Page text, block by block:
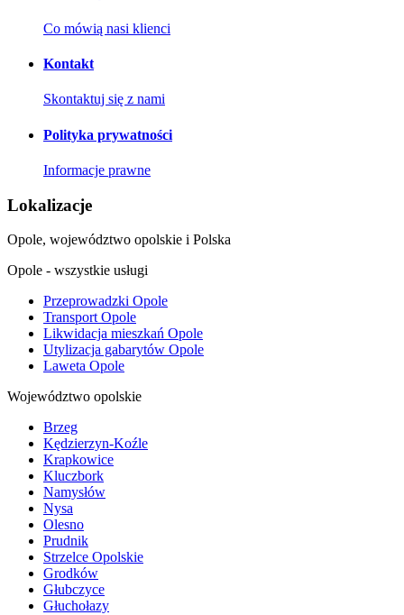
Co mówią nasi klienci
Kontakt
Skontaktuj się z nami
Polityka prywatności
Informacje prawne
Lokalizacje
Opole, województwo opolskie i Polska
Opole - wszystkie usługi
Przeprowadzki Opole
Transport Opole
Likwidacja mieszkań Opole
Utylizacja gabarytów Opole
Laweta Opole
Województwo opolskie
Brzeg
Kędzierzyn-Koźle
Krapkowice
Kluczbork
Namysłów
Nysa
Olesno
Prudnik
Strzelce Opolskie
Grodków
Głubczyce
Głuchołazy